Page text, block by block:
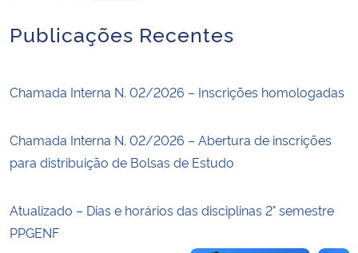
Secretaria de Governo
Advocacia-Geral da União
Publicações Recentes
Chamada Interna N. 02/2026 – Inscrições homologadas
Chamada Interna N. 02/2026 – Abertura de inscrições
para distribuição de Bolsas de Estudo
Atualizado – Dias e horários das disciplinas 2° semestre
PPGENF